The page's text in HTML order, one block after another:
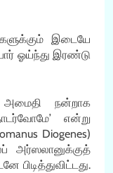
இடையே
ஓய்ந்து இரண்டு
அமைதி நன்றாக
என்று
Diogenes)
அர்ஸலானுக்குத்
பிடித்துவிட்டது.